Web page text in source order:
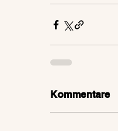
Kommentare